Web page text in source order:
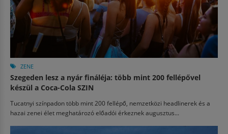
ZENE
Szegeden lesz a nyár fináléja: több mint 200 fellépővel
készül a Coca-Cola SZIN
Tucatnyi színpadon több mint 200 fellépő, nemzetközi headlinerek és a
hazai zenei élet meghatározó előadói érkeznek augusztus...